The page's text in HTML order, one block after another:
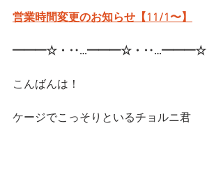
営業時間変更のお知らせ【11/1〜】
━━━☆・‥…━━━☆・‥…━━━☆
こんばんは！
ケージでこっそりといるチョルニ君